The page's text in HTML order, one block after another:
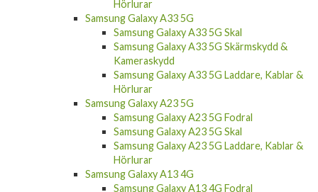
Hörlurar
Samsung Galaxy A33 5G
Samsung Galaxy A33 5G Skal
Samsung Galaxy A33 5G Skärmskydd &
Kameraskydd
Samsung Galaxy A33 5G Laddare, Kablar &
Hörlurar
Samsung Galaxy A23 5G
Samsung Galaxy A23 5G Fodral
Samsung Galaxy A23 5G Skal
Samsung Galaxy A23 5G Laddare, Kablar &
Hörlurar
Samsung Galaxy A13 4G
Samsung Galaxy A13 4G Fodral